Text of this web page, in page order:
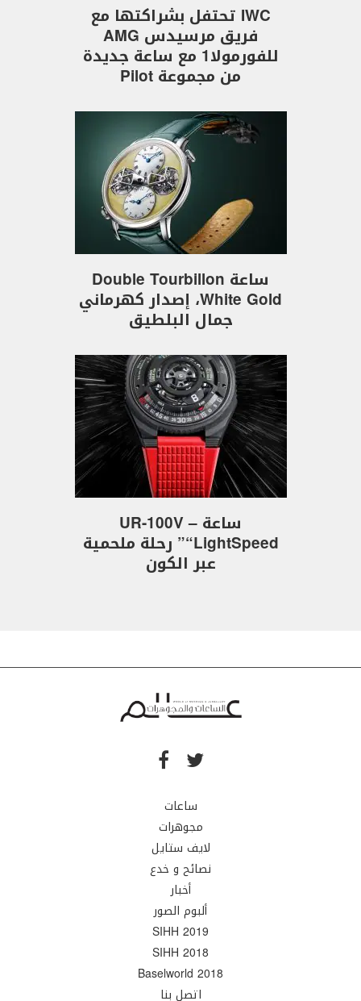
IWC تحتفل بشراكتها مع
فريق مرسيدس AMG
للفورمولا1 مع ساعة جديدة
من مجموعة Pilot
ساعة Double Tourbillon
White Gold، إصدار كهرماني
جمال البلطيق
ساعة UR-100V –
“LightSpeed” رحلة ملحمية
عبر الكون
ساعات
مجوهرات
لايف ستايل
نصائح و خدع
أخبار
ألبوم الصور
SIHH 2019
SIHH 2018
Baselworld 2018
اتصل بنا